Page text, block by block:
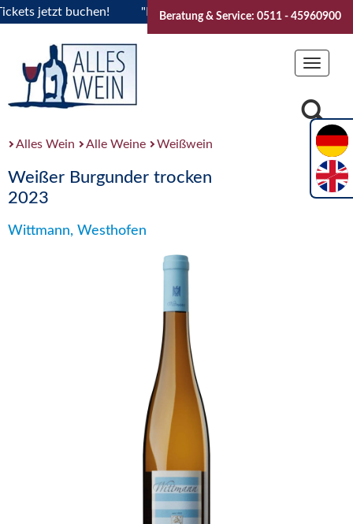
jetzt buchen! "Das Sommerfest 2026" Vive la
Beratung & Service: 0511 - 45960900
Toggle
Alles Wein Alle Weine Weißwein
Weißer Burgunder trocken
2023
Wittmann, Westhofen